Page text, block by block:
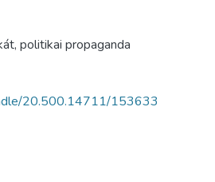
, politikai propaganda
20.500.14711/153633